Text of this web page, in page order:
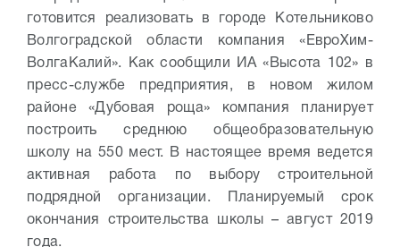
готовится реализовать в городе Котельниково
Волгоградской области компания «ЕвроХим-
ВолгаКалий». Как сообщили ИА «Высота 102» в
пресс-службе предприятия, в новом жилом
районе «Дубовая роща» компания планирует
построить среднюю общеобразовательную
школу на 550 мест. В настоящее время ведется
активная работа по выбору строительной
подрядной организации. Планируемый срок
окончания строительства школы – август 2019
года.